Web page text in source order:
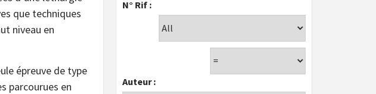
que techniques
niveau en
épreuve de type
parcourues en
N° Rif :
Auteur :